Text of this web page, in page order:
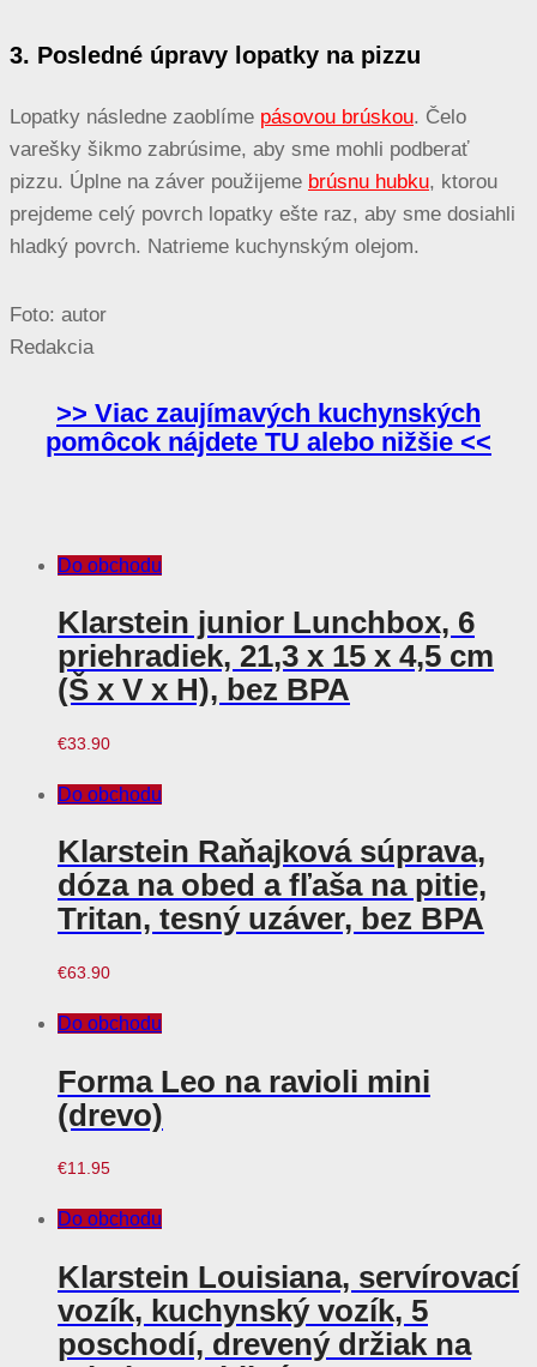
3. Posledné úpravy lopatky na pizzu
Lopatky následne zaoblíme pásovou brúskou. Čelo
varešky šikmo zabrúsime, aby sme mohli podberať
pizzu. Úplne na záver použijeme brúsnu hubku, ktorou
prejdeme celý povrch lopatky ešte raz, aby sme dosiahli
hladký povrch. Natrieme kuchynským olejom.
Foto: autor
Redakcia
>> Viac zaujímavých kuchynských
pomôcok nájdete TU alebo nižšie <<
Do obchodu
Klarstein junior Lunchbox, 6
priehradiek, 21,3 x 15 x 4,5 cm
(Š x V x H), bez BPA
€33.90
Do obchodu
Klarstein Raňajková súprava,
dóza na obed a fľaša na pitie,
Tritan, tesný uzáver, bez BPA
€63.90
Do obchodu
Forma Leo na ravioli mini
(drevo)
€11.95
Do obchodu
Klarstein Louisiana, servírovací
vozík, kuchynský vozík, 5
poschodí, drevený držiak na